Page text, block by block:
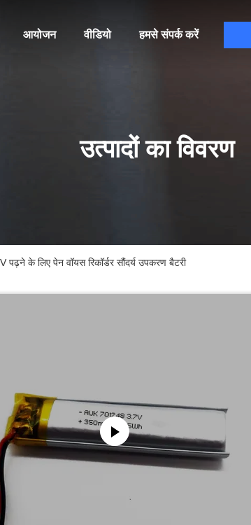
आयोजन वीडियो हमसे संपर्क करें
उत्पादों का विवरण
के लिए पेन वॉयस रिकॉर्डर सौंदर्य उपकरण बैटरी